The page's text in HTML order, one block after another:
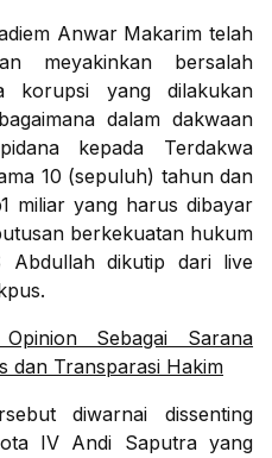
Anwar Makarim telah
meyakinkan bersalah
korupsi yang dilakukan
dalam dakwaan
kepada Terdakwa
10 (sepuluh) tahun dan
miliar yang harus dibayar
berkekuatan hukum
Abdullah dikutip dari live
Opinion Sebagai Sarana
dan Transparasi Hakim
diwarnai dissenting
IV Andi Saputra yang